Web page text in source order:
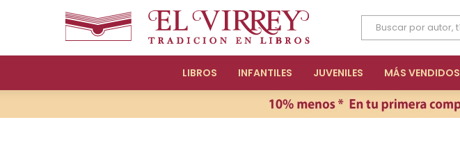
LIBROS INFANTILES JUVENILES MÁS VENDIDOS